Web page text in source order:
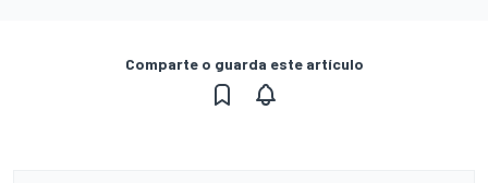
Comparte o guarda este artículo